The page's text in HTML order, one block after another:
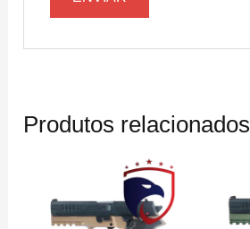
Produtos relacionados